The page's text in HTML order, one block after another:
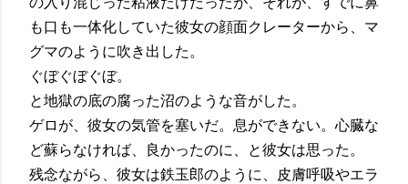
も口も一体化していた彼女の顔面クレーターから、マ
グマのように吹き出した。
ぐぼぐぼぐぼ。
と地獄の底の腐った沼のような音がした。
ゲロが、彼女の気管を塞いだ。息ができない。心臓な
ど蘇らなければ、良かったのに、と彼女は思った。
残念ながら、彼女は鉄玉郎のように、皮膚呼吸やエラ